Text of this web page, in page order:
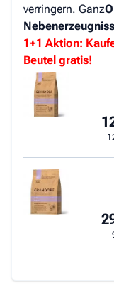
verringern. Ganz
1+1 Aktion:
Beutel gratis!